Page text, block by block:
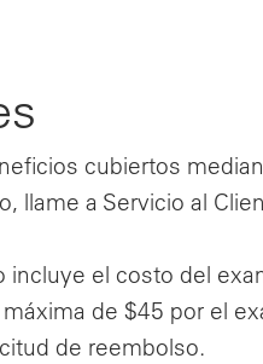
cubiertos
llame a Servicio al
incluye el costo del
de $45 por el
de reembolso.